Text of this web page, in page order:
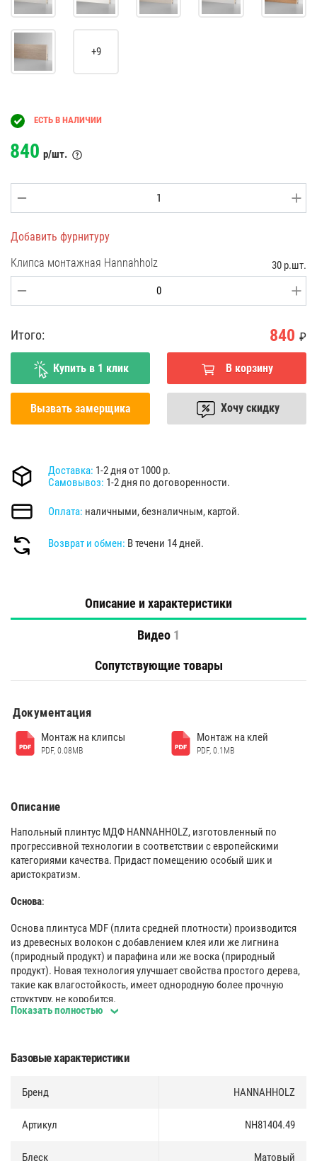
+9
ЕСТЬ В НАЛИЧИИ
840 р/шт.
Добавить фурнитуру
Клипса монтажная Hannahholz
30 р.шт.
Итого: 840 ₽
Купить в 1 клик В корзину
Вызвать замерщика Хочу скидку
Доставка: 1-2 дня от 1000 р.
Самовывоз: 1-2 дня по договоренности.
Оплата: наличными, безналичным, картой.
Возврат и обмен: В течени 14 дней.
Описание и характеристики
Видео 1
Сопутствующие товары
Документация
Монтаж на клипсы
PDF, 0.08MB
Монтаж на клей
PDF, 0.1MB
Описание
Напольный плинтус МДФ HANNAHHOLZ, изготовленный по
прогрессивной технологии в соответствии с европейскими
категориями качества. Придаст помещению особый шик и
аристократизм.
Основа:
Основа плинтуса MDF (плита средней плотности) производится
из древесных волокон с добавлением клея или же лигнина
(природный продукт) и парафина или же воска (природный
продукт). Новая технология улучшает свойства простого дерева,
такие как влагостойкость, имеет однородную более прочную
структуру, не коробится.
Плинтус имеет декоративное покрытие TOPLINE c 3D эффектом,
что делает тактильные ощущения близкие к натуральной
обеспечивают высокую эксплуатационную устойчивость
Показать полностью
Базовые характеристики
Бренд HANNAHHOLZ
Артикул NH81404.49
Блеск Матовый